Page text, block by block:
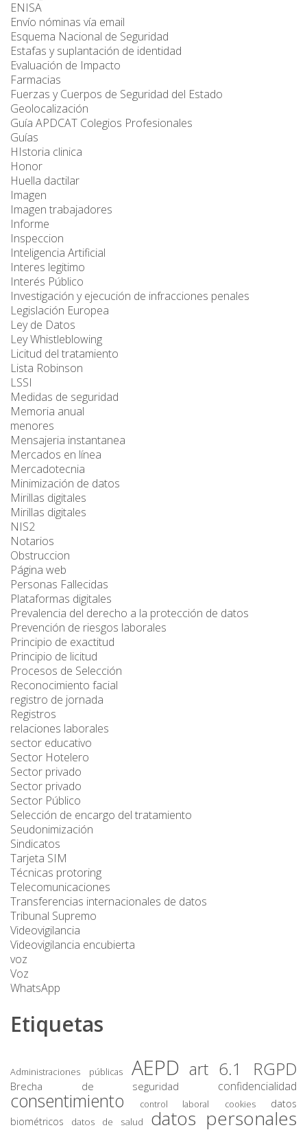
ENISA
Envío nóminas vía email
Esquema Nacional de Seguridad
Estafas y suplantación de identidad
Evaluación de Impacto
Farmacias
Fuerzas y Cuerpos de Seguridad del Estado
Geolocalización
Guía APDCAT Colegios Profesionales
Guías
HIstoria clinica
Honor
Huella dactilar
Imagen
Imagen trabajadores
Informe
Inspeccion
Inteligencia Artificial
Interes legitimo
Interés Público
Investigación y ejecución de infracciones penales
Legislación Europea
Ley de Datos
Ley Whistleblowing
Licitud del tratamiento
Lista Robinson
LSSI
Medidas de seguridad
Memoria anual
menores
Mensajeria instantanea
Mercados en línea
Mercadotecnia
Minimización de datos
Mirillas digitales
Mirillas digitales
NIS2
Notarios
Obstruccion
Página web
Personas Fallecidas
Plataformas digitales
Prevalencia del derecho a la protección de datos
Prevención de riesgos laborales
Principio de exactitud
Principio de licitud
Procesos de Selección
Reconocimiento facial
registro de jornada
Registros
relaciones laborales
sector educativo
Sector Hotelero
Sector privado
Sector privado
Sector Público
Selección de encargo del tratamiento
Seudonimización
Sindicatos
Tarjeta SIM
Técnicas protoring
Telecomunicaciones
Transferencias internacionales de datos
Tribunal Supremo
Videovigilancia
Videovigilancia encubierta
voz
Voz
WhatsApp
Etiquetas
Administraciones públicas AEPD art 6.1 RGPD
Brecha de seguridad confidencialidad
consentimiento control laboral cookies
datos
biométricos
datos de salud datos personales